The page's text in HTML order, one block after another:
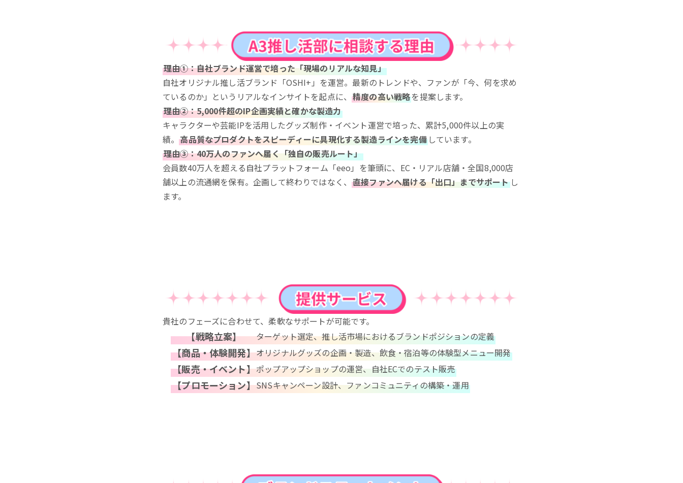
理由①：自社ブランド運営で培った「現場のリアルな知見」
自社オリジナル推し活ブランド「OSHI+」を運営。最新のトレンドや、ファンが「今、何を求め
ているのか」というリアルなインサイトを起点に、精度の高い戦略を提案します。
理由②：5,000件超のIP企画実績と確かな製造力
キャラクターや芸能IPを活用したグッズ制作・イベント運営で培った、累計5,000件以上の実
績。高品質なプロダクトをスピーディーに具現化する製造ラインを完備しています。
理由③：40万人のファンへ届く「独自の販売ルート」
会員数40万人を超える自社プラットフォーム「eeo」を筆頭に、EC・リアル店舗・全国8,000店
舗以上の流通網を保有。企画して終わりではなく、直接ファンへ届ける「出口」までサポートし
ます。
貴社のフェーズに合わせて、柔軟なサポートが可能です。
【戦略立案】 ターゲット選定、推し活市場におけるブランドポジションの定義
【商品・体験開発】オリジナルグッズの企画・製造、飲食・宿泊等の体験型メニュー開発
【販売・イベント】ポップアップショップの運営、自社ECでのテスト販売
【プロモーション】SNSキャンペーン設計、ファンコミュニティの構築・運用